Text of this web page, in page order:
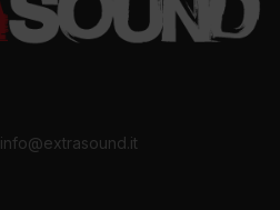
info@extrasound.it